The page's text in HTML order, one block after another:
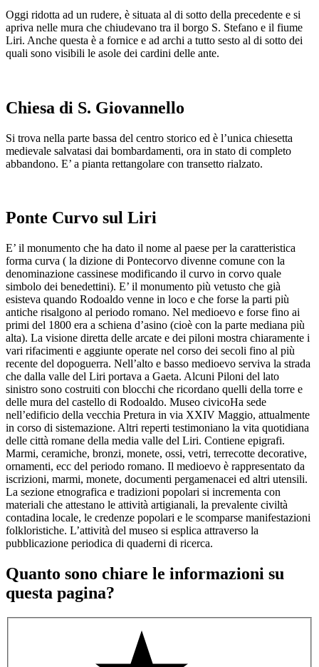
Oggi ridotta ad un rudere, è situata al di sotto della precedente e si
apriva nelle mura che chiudevano tra il borgo S. Stefano e il fiume
Liri. Anche questa è a fornice e ad archi a tutto sesto al di sotto dei
quali sono visibili le asole dei cardini delle ante.
Chiesa di S. Giovannello
Si trova nella parte bassa del centro storico ed è l’unica chiesetta
medievale salvatasi dai bombardamenti, ora in stato di completo
abbandono. E’ a pianta rettangolare con transetto rialzato.
Ponte Curvo sul Liri
E’ il monumento che ha dato il nome al paese per la caratteristica
forma curva ( la dizione di Pontecorvo divenne comune con la
denominazione cassinese modificando il curvo in corvo quale
simbolo dei benedettini). E’ il monumento più vetusto che già
esisteva quando Rodoaldo venne in loco e che forse la parti più
antiche risalgono al periodo romano. Nel medioevo e forse fino ai
primi del 1800 era a schiena d’asino (cioè con la parte mediana più
alta). La visione diretta delle arcate e dei piloni mostra chiaramente i
vari rifacimenti e aggiunte operate nel corso dei secoli fino al più
recente del dopoguerra. Nell’alto e basso medioevo serviva la strada
che dalla valle del Liri portava a Gaeta. Alcuni Piloni del lato
sinistro sono costruiti con blocchi che ricordano quelli della torre e
delle mura del castello di Rodoaldo. Museo civicoHa sede
nell’edificio della vecchia Pretura in via XXIV Maggio, attualmente
in corso di sistemazione. Altri reperti testimoniano la vita quotidiana
delle città romane della media valle del Liri. Contiene epigrafi.
Marmi, ceramiche, bronzi, monete, ossi, vetri, terrecotte decorative,
ornamenti, ecc del periodo romano. Il medioevo è rappresentato da
iscrizioni, marmi, monete, documenti pergamenacei ed altri utensili.
La sezione etnografica e tradizioni popolari si incrementa con
materiali che attestano le attività artigianali, la prevalente civiltà
contadina locale, le credenze popolari e le scomparse manifestazioni
folkloristiche. L’attività del museo si esplica attraverso la
pubblicazione periodica di quaderni di ricerca.
Quanto sono chiare le informazioni su
questa pagina?